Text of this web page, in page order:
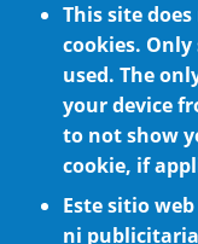
incluso
This site
cookies.
used. The
your device
to not show
cookie, if
Este sitio
ni